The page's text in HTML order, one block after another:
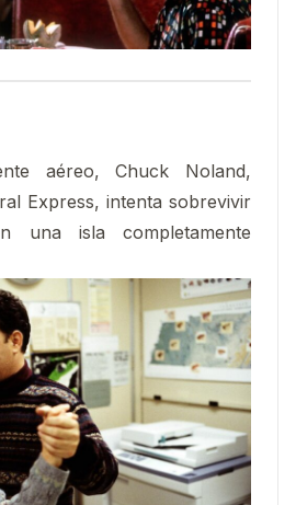
aéreo, Chuck Noland,
Express, intenta sobrevivir
una isla completamente